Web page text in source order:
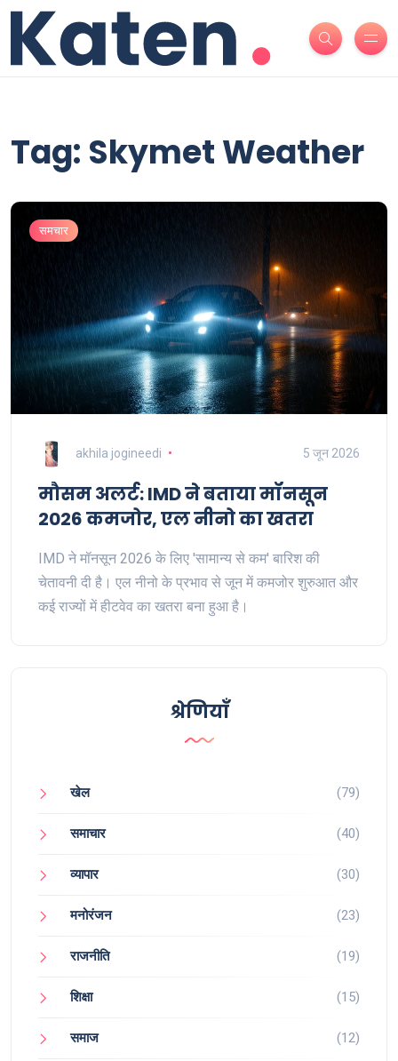
Tag: Skymet Weather
समचार
akhila jogineedi 5 जून 2026
मौसम अलर्ट: IMD ने बताया मॉनसून
2026 कमजोर, एल नीनो का खतरा
IMD ने मॉनसून 2026 के लिए 'सामान्य से कम' बारिश की
चेतावनी दी है। एल नीनो के प्रभाव से जून में कमजोर शुरुआत और
कई राज्यों में हीटवेव का खतरा बना हुआ है।
श्रेणियाँ
खेल (79)
समाचार (40)
व्यापार (30)
मनोरंजन (23)
राजनीति (19)
शिक्षा (15)
समाज (12)